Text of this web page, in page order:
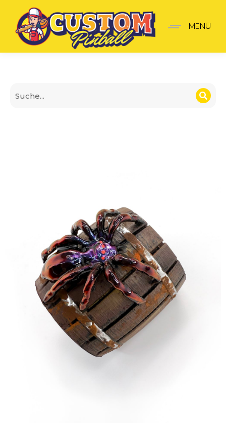
Spot-Abdeckung Fass
MENÜ